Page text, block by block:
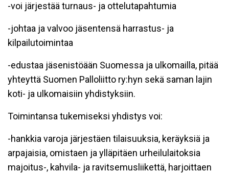
-voi järjestää turnaus- ja ottelutapahtumia
-johtaa ja valvoo jäsentensä harrastus- ja
kilpailutoimintaa
-edustaa jäsenistöään Suomessa ja ulkomailla, pitää
yhteyttä Suomen Palloliitto ry:hyn sekä saman lajin
koti- ja ulkomaisiin yhdistyksiin.
Toimintansa tukemiseksi yhdistys voi:
-hankkia varoja järjestäen tilaisuuksia, keräyksiä ja
arpajaisia, omistaen ja ylläpitäen urheilulaitoksia
majoitus-, kahvila- ja ravitsemusliikettä, harjoittaen